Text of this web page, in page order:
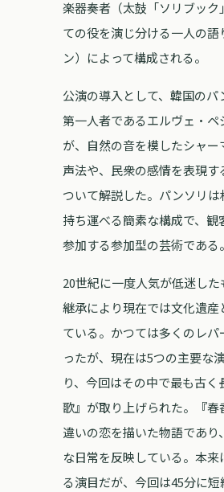
楽器奏者（太鼓「ソリブック
ての役を演じ分ける一人の語
ン）によって構成される。
公演の導入として、韓国のパ
第一人者であるエルヴェ・ペ
が、自然の音を模したシャー
声法や、民衆の感情を表現す
ついて解説した。パンソリは
持ち運べる簡素な構成で、観
参加する参加型の芸術である。
20世紀に一度人気が低迷した
継承により現在では文化遺産
ている。かつては多くのレパ
ったが、現在は5つの主要な
り、今回はその中で最も古く
歌』が取り上げられた。『春
違いの恋を描いた物語であり
な日常を反映している。本来
る演目だが、今回は45分に